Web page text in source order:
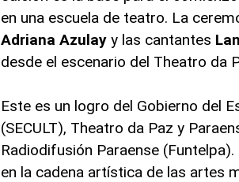
en una escuela de teatro. La
Adriana Azulay y las cantantes
desde el escenario del Theatro da
Este es un logro del Gobierno del
(SECULT), Theatro da Paz y
Radiodifusión Paraense
en la cadena artística de las artes